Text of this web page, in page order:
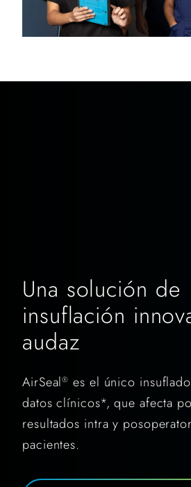
Una solución de
insuflación
audaz
AirSeal® es el único
datos clínicos*, que afecta
resultados intra y
pacientes.